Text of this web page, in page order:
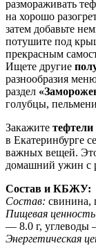
размораживать
на хорошо
затем добавьте
потушите под
прекрасным
Ищете другие
разнообразия
раздел
голубцы,
Закажите тефтели
в Екатеринбурге
важных вещей.
домашний ужин с
Состав и КБЖУ:
Состав: свинина,
Пищевая
— 8.0 г, углеводы
Энергетическая